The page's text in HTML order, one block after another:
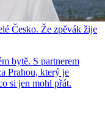
Česko. Že zpěvák žije
bytě. S partnerem
Prahou, který je
si jen mohl přát.